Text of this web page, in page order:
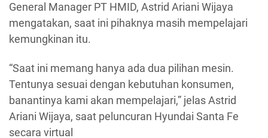
General Manager PT HMID, Astrid Ariani Wijaya
mengatakan, saat ini pihaknya masih mempelajari
kemungkinan itu.
“Saat ini memang hanya ada dua pilihan mesin.
Tentunya sesuai dengan kebutuhan konsumen,
banantinya kami akan mempelajari,” jelas Astrid
Ariani Wijaya, saat peluncuran Hyundai Santa Fe
secara virtual